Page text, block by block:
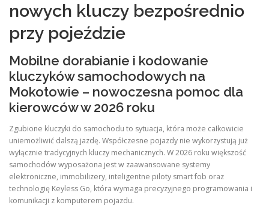
nowych kluczy bezpośrednio
przy pojeździe
Mobilne dorabianie i kodowanie
kluczyków samochodowych na
Mokotowie – nowoczesna pomoc dla
kierowców w 2026 roku
Zgubione kluczyki do samochodu to sytuacja, która może całkowicie
uniemożliwić dalszą jazdę. Współczesne pojazdy nie wykorzystują już
wyłącznie tradycyjnych kluczy mechanicznych. W 2026 roku większość
samochodów wyposażona jest w zaawansowane systemy
elektroniczne, immobilizery, inteligentne piloty smart fob oraz
technologię Keyless Go, która wymaga precyzyjnego programowania i
komunikacji z komputerem pojazdu.